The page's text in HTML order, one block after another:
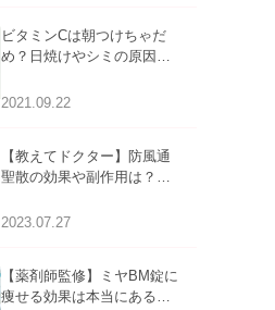
ビタミンCは朝つけちゃだ
め？日焼けやシミの原因に
2021.09.22
【教えてドクター】防風通
聖散の効果や副作用は？長
2023.07.27
【薬剤師監修】ミヤBM錠に
痩せる効果は本当にある